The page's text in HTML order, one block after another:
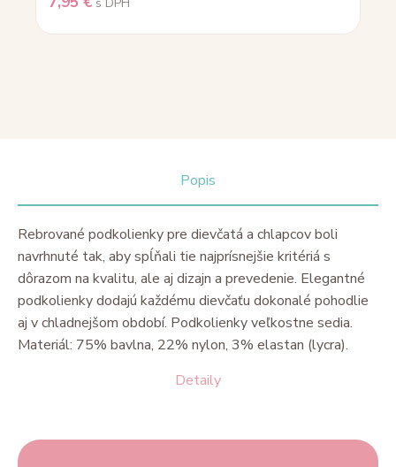
Popis
Detaily
Rebrované podkolienky pre dievčatá a chlapcov boli
navrhnuté tak, aby spĺňali tie najprísnejšie kritériá s
dôrazom na kvalitu, ale aj dizajn a prevedenie. Elegantné
podkolienky dodajú každému dievčaťu dokonalé pohodlie
aj v chladnejšom období. Podkolienky veľkostne sedia.
Materiál: 75% bavlna, 22% nylon, 3% elastan (lycra).